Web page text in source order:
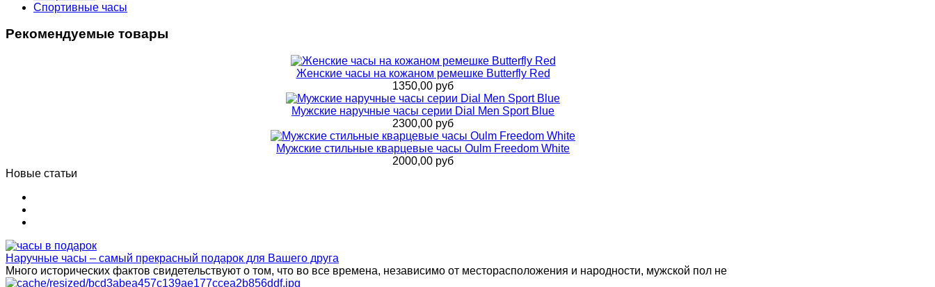
Спортивные часы
Рекомендуемые товары
Женские часы на кожаном ремешке Butterfly Red
1350,00 руб
Мужские наручные часы серии Dial Men Sport Blue
2300,00 руб
Мужские стильные кварцевые часы Oulm Freedom White
2000,00 руб
Новые статьи
Наручные часы – самый прекрасный подарок для Вашего друга
Много исторических фактов свидетельствуют о том, что во все времена, независимо от месторасположения и народности, мужской пол не